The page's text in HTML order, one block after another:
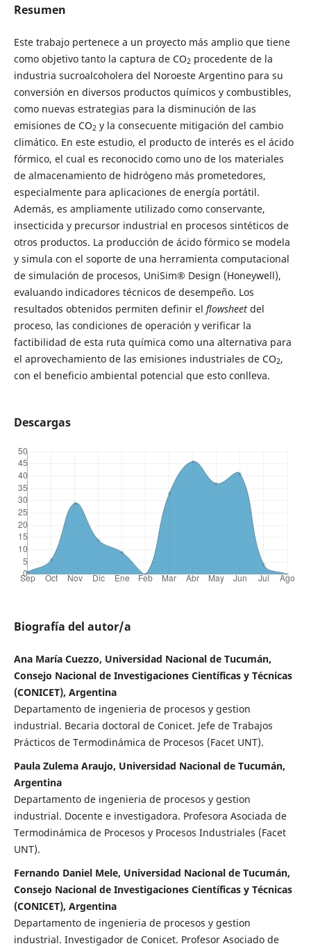
Resumen
Este trabajo pertenece a un proyecto más amplio que tiene
como objetivo tanto la captura de CO2 procedente de la
industria sucroalcoholera del Noroeste Argentino para su
conversión en diversos productos químicos y combustibles,
como nuevas estrategias para la disminución de las
emisiones de CO2 y la consecuente mitigación del cambio
climático. En este estudio, el producto de interés es el ácido
fórmico, el cual es reconocido como uno de los materiales
de almacenamiento de hidrógeno más prometedores,
especialmente para aplicaciones de energía portátil.
Además, es ampliamente utilizado como conservante,
insecticida y precursor industrial en procesos sintéticos de
otros productos. La producción de ácido fórmico se modela
y simula con el soporte de una herramienta computacional
de simulación de procesos, UniSim® Design (Honeywell),
evaluando indicadores técnicos de desempeño. Los
resultados obtenidos permiten definir el flowsheetdel
proceso, las condiciones de operación y verificar la
factibilidad de esta ruta química como una alternativa para
el aprovechamiento de las emisiones industriales de CO2,
con el beneficio ambiental potencial que esto conlleva.
Descargas
Biografía del autor/a
Ana María Cuezzo, Universidad Nacional de Tucumán,
Consejo Nacional de Investigaciones Científicas y Técnicas
(CONICET), Argentina
Departamento de ingenieria de procesos y gestion
industrial. Becaria doctoral de Conicet. Jefe de Trabajos
Prácticos de Termodinámica de Procesos (Facet UNT).
Paula Zulema Araujo, Universidad Nacional de Tucumán,
Argentina
Departamento de ingenieria de procesos y gestion
industrial. Docente e investigadora. Profesora Asociada de
Termodinámica de Procesos y Procesos Industriales (Facet
UNT).
Fernando Daniel Mele, Universidad Nacional de Tucumán,
Consejo Nacional de Investigaciones Científicas y Técnicas
(CONICET), Argentina
Departamento de ingenieria de procesos y gestion
industrial. Investigador de Conicet. Profesor Asociado de